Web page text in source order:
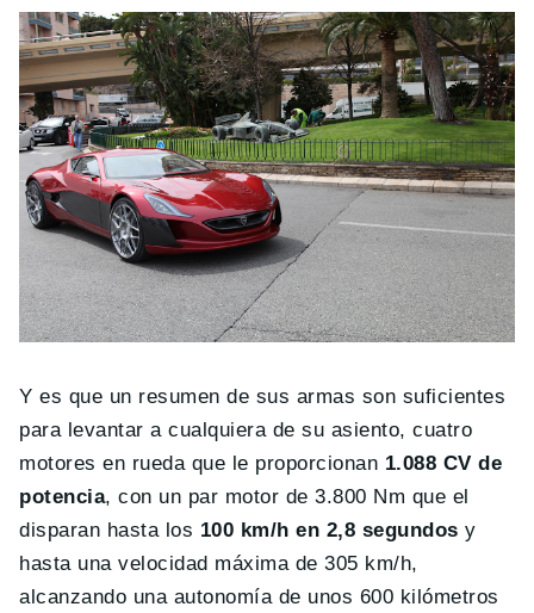
Y es que un resumen de sus armas son suficientes
para levantar a cualquiera de su asiento, cuatro
motores en rueda que le proporcionan 1.088 CV de
potencia, con un par motor de 3.800 Nm que el
disparan hasta los 100 km/h en 2,8 segundos y
hasta una velocidad máxima de 305 km/h,
alcanzando una autonomía de unos 600 kilómetros